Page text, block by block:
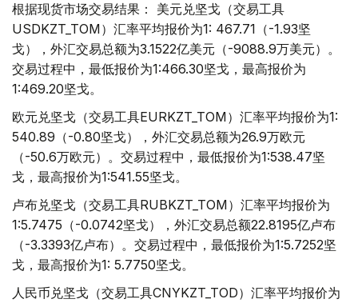
根据现货市场交易结果： 美元兑坚戈（交易工具
USDKZT_TOM）汇率平均报价为1: 467.71（-1.93坚
戈），外汇交易总额为3.1522亿美元（-9088.9万美元）。
交易过程中，最低报价为1:466.30坚戈，最高报价为
1:469.20坚戈。
欧元兑坚戈（交易工具EURKZT_TOM）汇率平均报价为1:
540.89（-0.80坚戈），外汇交易总额为26.9万欧元
（-50.6万欧元）。交易过程中，最低报价为1:538.47坚
戈，最高报价为1:541.55坚戈。
卢布兑坚戈（交易工具RUBKZT_TOM）汇率平均报价为
1:5.7475（-0.0742坚戈），外汇交易总额22.8195亿卢布
（-3.3393亿卢布）。交易过程中，最低报价为1:5.7252坚
戈，最高报价为1: 5.7750坚戈。
人民币兑坚戈（交易工具CNYKZT_TOD）汇率平均报价为